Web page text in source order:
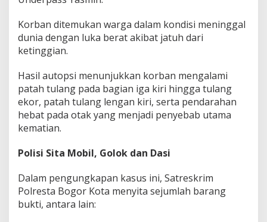
Korban ditemukan warga dalam kondisi meninggal
dunia dengan luka berat akibat jatuh dari
ketinggian.
Hasil autopsi menunjukkan korban mengalami
patah tulang pada bagian iga kiri hingga tulang
ekor, patah tulang lengan kiri, serta pendarahan
hebat pada otak yang menjadi penyebab utama
kematian.
Polisi Sita Mobil, Golok dan Dasi
Dalam pengungkapan kasus ini, Satreskrim
Polresta Bogor Kota menyita sejumlah barang
bukti, antara lain: